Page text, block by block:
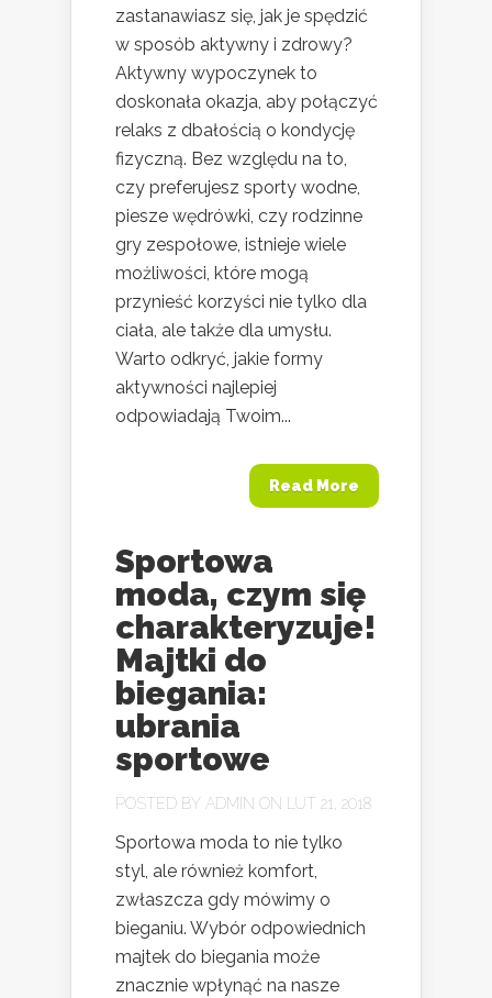
zastanawiasz się, jak je spędzić
w sposób aktywny i zdrowy?
Aktywny wypoczynek to
doskonała okazja, aby połączyć
relaks z dbałością o kondycję
fizyczną. Bez względu na to,
czy preferujesz sporty wodne,
piesze wędrówki, czy rodzinne
gry zespołowe, istnieje wiele
możliwości, które mogą
przynieść korzyści nie tylko dla
ciała, ale także dla umysłu.
Warto odkryć, jakie formy
aktywności najlepiej
odpowiadają Twoim...
Read More
Sportowa
moda, czym się
charakteryzuje!
Majtki do
biegania:
ubrania
sportowe
POSTED BY ADMIN ON LUT 21, 2018
Sportowa moda to nie tylko
styl, ale również komfort,
zwłaszcza gdy mówimy o
bieganiu. Wybór odpowiednich
majtek do biegania może
znacznie wpłynąć na nasze